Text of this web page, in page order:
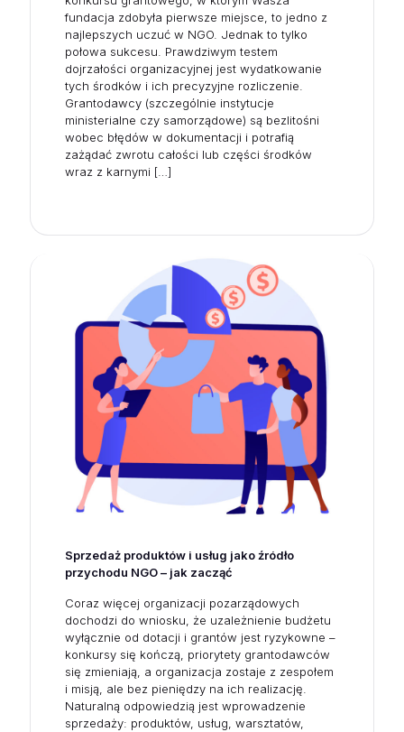
fundacja zdobyła pierwsze miejsce, to jedno z
najlepszych uczuć w NGO. Jednak to tylko
połowa sukcesu. Prawdziwym testem
dojrzałości organizacyjnej jest wydatkowanie
tych środków i ich precyzyjne rozliczenie.
Grantodawcy (szczególnie instytucje
ministerialne czy samorządowe) są bezlitośni
wobec błędów w dokumentacji i potrafią
zażądać zwrotu całości lub części środków
wraz z karnymi […]
Sprzedaż produktów i usług jako źródło
przychodu NGO – jak zacząć
Coraz więcej organizacji pozarządowych
dochodzi do wniosku, że uzależnienie budżetu
wyłącznie od dotacji i grantów jest ryzykowne –
konkursy się kończą, priorytety grantodawców
się zmieniają, a organizacja zostaje z zespołem
i misją, ale bez pieniędzy na ich realizację.
Naturalną odpowiedzią jest wprowadzenie
sprzedaży: produktów, usług, warsztatów,